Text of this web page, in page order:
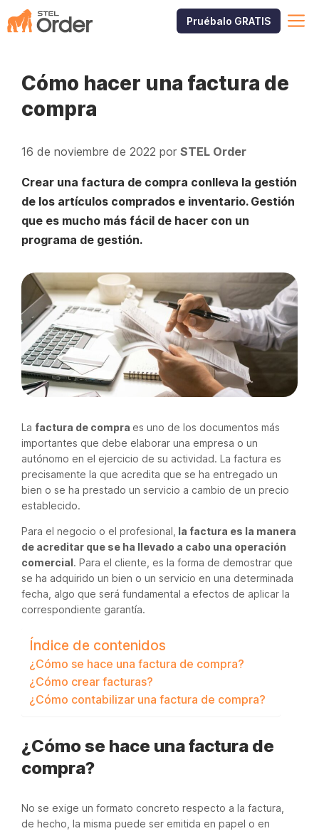
Saltar
al
Pruébalo GRATIS
Cómo hacer una factura de
compra
16 de noviembre de 2022 por STEL Order
Crear una factura de compra conlleva la gestión
de los artículos comprados e inventario. Gestión
que es mucho más fácil de hacer con un
programa de gestión.
La factura de compra es uno de los documentos más
importantes que debe elaborar una empresa o un
autónomo en el ejercicio de su actividad. La factura es
precisamente la que acredita que se ha entregado un
bien o se ha prestado un servicio a cambio de un precio
establecido.
Para el negocio o el profesional, la factura es la manera
de acreditar que se ha llevado a cabo una operación
comercial. Para el cliente, es la forma de demostrar que
se ha adquirido un bien o un servicio en una determinada
fecha, algo que será fundamental a efectos de aplicar la
correspondiente garantía.
Índice de contenidos
¿Cómo se hace una factura de compra?
¿Cómo crear facturas?
¿Cómo contabilizar una factura de compra?
¿Cómo se hace una factura de
compra?
No se exige un formato concreto respecto a la factura,
de hecho, la misma puede ser emitida en papel o en